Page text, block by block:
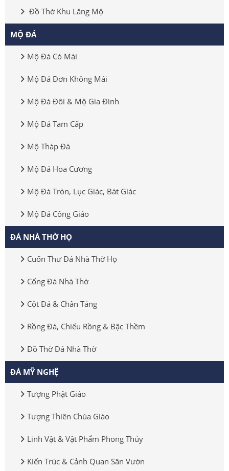
Đồ Thờ Khu Lăng Mộ
MỘ ĐÁ
Mộ Đá Có Mái
Mộ Đá Đơn Không Mái
Mộ Đá Đôi & Mộ Gia Đình
Mộ Đá Tam Cấp
Mộ Tháp Đá
Mộ Đá Hoa Cương
Mộ Đá Tròn, Lục Giác, Bát Giác
Mộ Đá Công Giáo
ĐÁ NHÀ THỜ HỌ
Cuốn Thư Đá Nhà Thờ Họ
Cổng Đá Nhà Thờ
Cột Đá & Chân Tảng
Rồng Đá, Chiếu Rồng & Bậc Thềm
Đồ Thờ Đá Nhà Thờ
ĐÁ MỸ NGHỆ
Tượng Phật Giáo
Tượng Thiên Chúa Giáo
Linh Vật & Vật Phẩm Phong Thủy
Kiến Trúc & Cảnh Quan Sân Vườn